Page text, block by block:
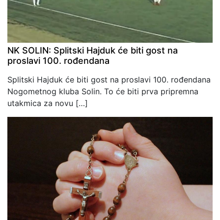
NK SOLIN: Splitski Hajduk će biti gost na
proslavi 100. rođendana
Splitski Hajduk će biti gost na proslavi 100. rođendana
Nogometnog kluba Solin. To će biti prva pripremna
utakmica za novu […]